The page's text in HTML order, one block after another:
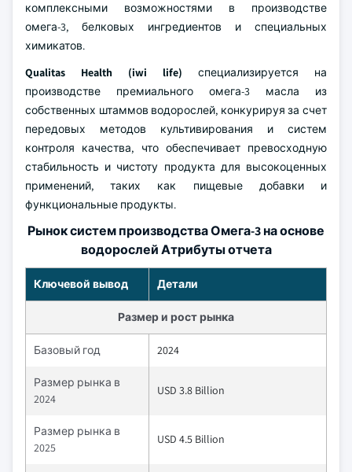
комплексными возможностями в производстве
омега-3, белковых ингредиентов и специальных
химикатов.
Qualitas Health (iwi life) специализируется на
производстве премиального омега-3 масла из
собственных штаммов водорослей, конкурируя за счет
передовых методов культивирования и систем
контроля качества, что обеспечивает превосходную
стабильность и чистоту продукта для высокоценных
применений, таких как пищевые добавки и
функциональные продукты.
Рынок систем производства Омега-3 на основе
водорослей Атрибуты отчета
Ключевой вывод Детали
Размер и рост рынка
Базовый год 2024
Размер рынка в
2024
USD 3.8 Billion
Размер рынка в
2025
USD 4.5 Billion